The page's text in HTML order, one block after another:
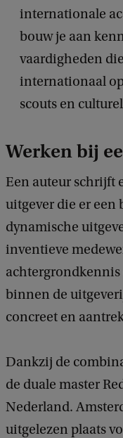
internationale
bouw je aan
vaardigheden
internationaal
scouts en
Werken bij
Een auteur schrijft
uitgever die er een
dynamische
inventieve
achtergrondkennis
binnen de
concreet en
Dankzij de
de duale master
Nederland.
uitgelezen plaats